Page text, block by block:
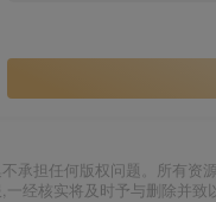
承担任何版权问题。所有资
经核实将及时予与删除并致